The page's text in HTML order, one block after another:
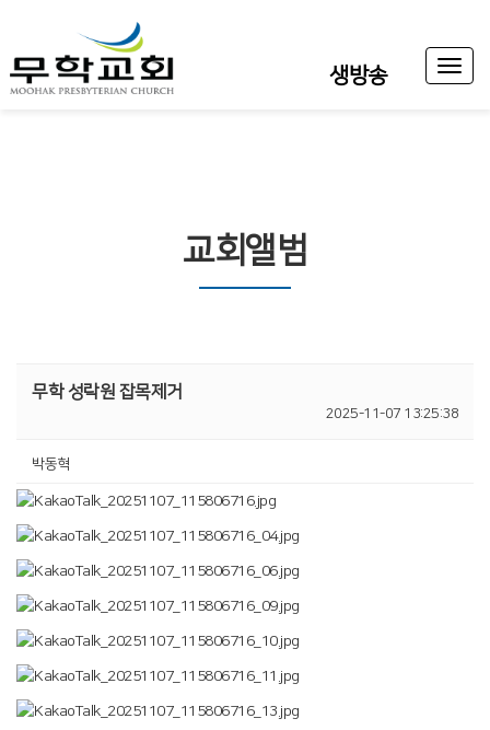
생방송
Toggle
교회앨범
무학 성락원 잡목제거
2025-11-07 13:25:38
박동혁